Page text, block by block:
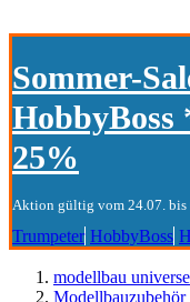
Sommer-
25%
Aktion gültig vom 24.07. bis
Trumpeter HobbyBoss
modellbau universe
Modellbauzubehör